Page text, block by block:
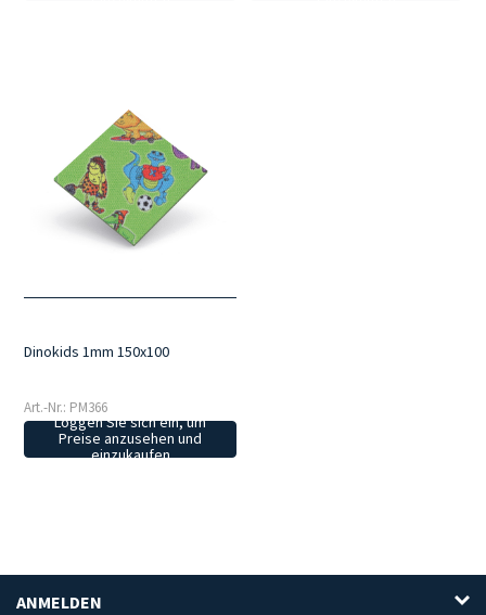
Dinokids 1mm 150x100
Art.-Nr.: PM366
Loggen Sie sich ein, um
Preise anzusehen und
einzukaufen
ANMELDEN